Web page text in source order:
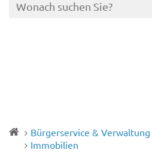
Bürgerservice & Verwaltung
Immobilien